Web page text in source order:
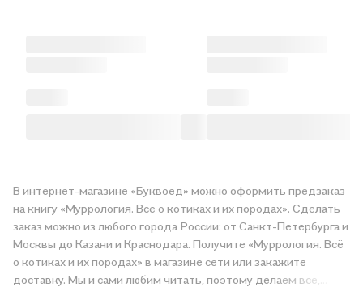
В интернет-магазине «Буквоед» можно оформить предзаказ
на книгу «Муррология. Всё о котиках и их породах». Сделать
заказ можно из любого города России: от Санкт-Петербурга и
Москвы до Казани и Краснодара. Получите «Муррология. Всё
о котиках и их породах» в магазине сети или закажите
доставку. Мы и сами любим читать, поэтому делаем всё,